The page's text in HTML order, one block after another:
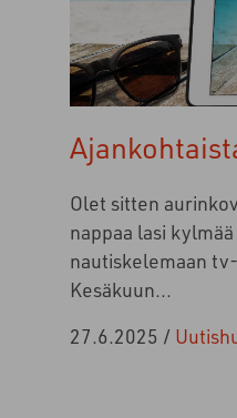
Olet sitten
nappaa lasi
nautiskelemaan
Kesäkuun...
27.6.2025 /